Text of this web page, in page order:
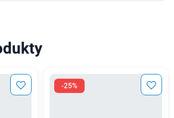
-25%